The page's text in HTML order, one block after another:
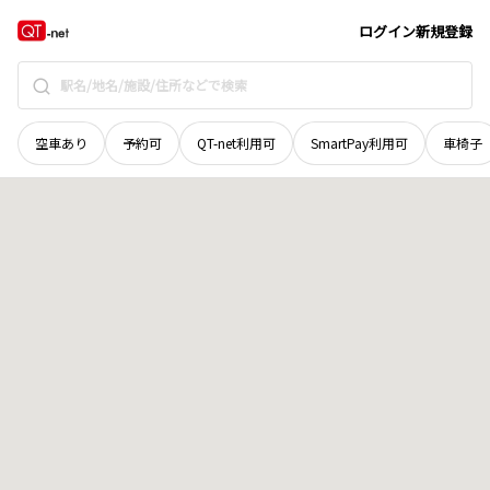
ログイン新規登録
空車あり 予約可 QT-net利用可 SmartPay利用可 車椅子
広島県